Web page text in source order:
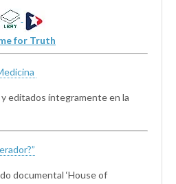
for Truth
editados íntegramente en la
documental ‘House of